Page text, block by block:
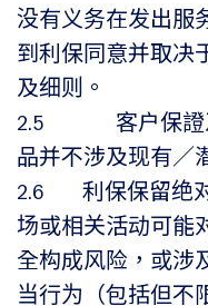
没有义务在发出服
到利保同意并取决
及细则。
2.5 客户保證及
品并不涉及现有／
2.6 利保保留绝对
场或相关活动可能
全构成风险，或涉
当行为（包括但不